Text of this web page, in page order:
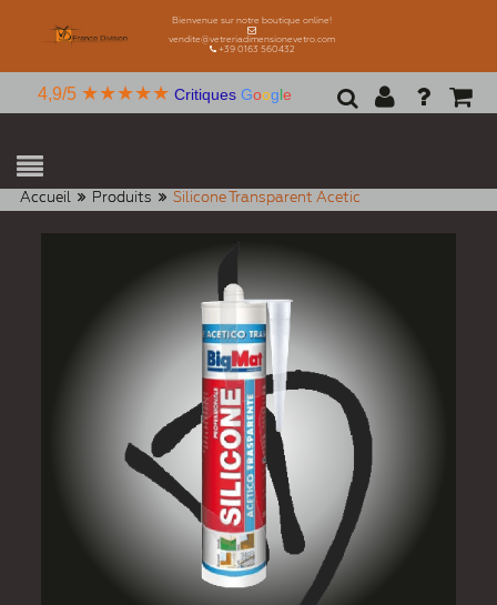
Bienvenue sur notre boutique online!
vendite@vetreriadimensionevetro.com
+39 0163 560432
4,9/5 ★★★★★ Critiques Google
Accueil Produits Silicone Transparent Acetic